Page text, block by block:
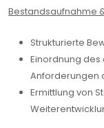
Bestandsaufnahme
Strukturierte
Einordnung
Anforderungen
Ermittlung von